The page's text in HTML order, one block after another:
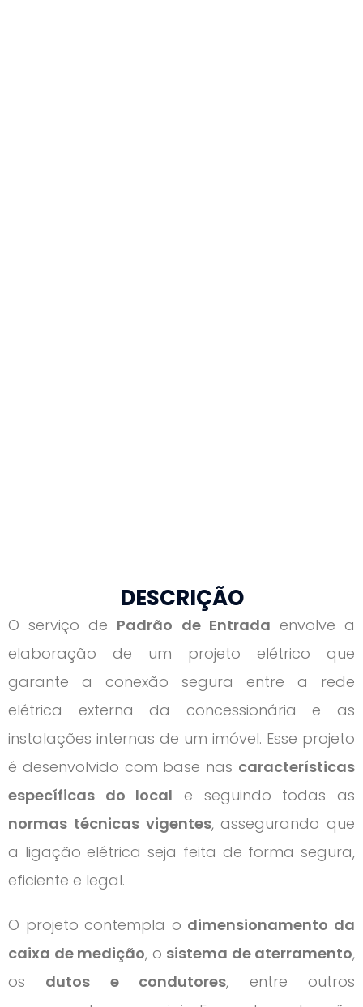
DESCRIÇÃO
O serviço de Padrão de Entrada envolve a
elaboração de um projeto elétrico que
garante a conexão segura entre a rede
elétrica externa da concessionária e as
instalações internas de um imóvel. Esse projeto
é desenvolvido com base nas características
específicas do local e seguindo todas as
normas técnicas vigentes, assegurando que
a ligação elétrica seja feita de forma segura,
eficiente e legal.
O projeto contempla o dimensionamento da
caixa de medição, o sistema de aterramento,
os dutos e condutores, entre outros